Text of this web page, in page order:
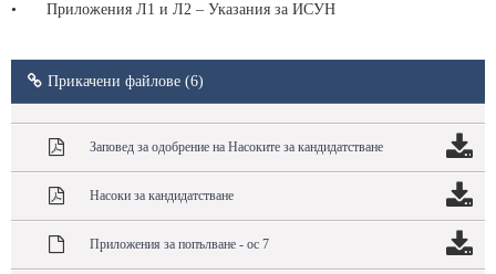
•
Приложения Л1 и Л2 – Указания за ИСУН
Прикачени файлове (6)
Заповед за одобрение на Насоките за кандидатстване
Насоки за кандидатстване
Приложения за попълване - ос 7